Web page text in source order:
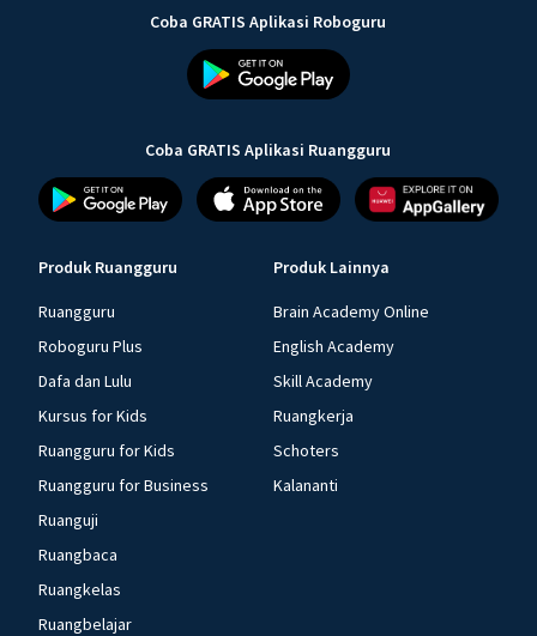
Coba GRATIS Aplikasi Roboguru
Coba GRATIS Aplikasi Ruangguru
Produk Ruangguru
Ruangguru
Roboguru Plus
Dafa dan Lulu
Kursus for Kids
Ruangguru for Kids
Ruangguru for Business
Ruanguji
Ruangbaca
Ruangkelas
Ruangbelajar
Produk Lainnya
Brain Academy Online
English Academy
Skill Academy
Ruangkerja
Schoters
Kalananti